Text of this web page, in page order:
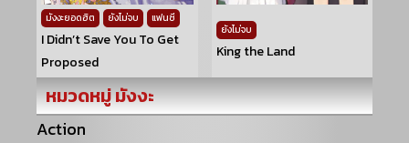
มังงะยอดฮิต ยังไม่จบ แฟนซี
I Didn’t Save You To Get
Proposed
ยังไม่จบ
King the Land
หมวดหมู่ มังงะ
Action